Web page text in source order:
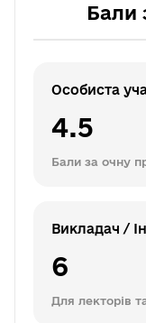
Бали
Особиста
4.5
Бали за очну
Викладач /
6
Для лекторів